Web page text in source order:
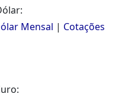
Mensal | Cotações